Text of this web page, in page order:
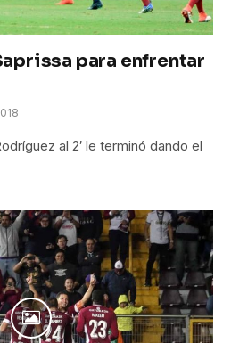
para enfrentar
al 2′ le terminó dando el